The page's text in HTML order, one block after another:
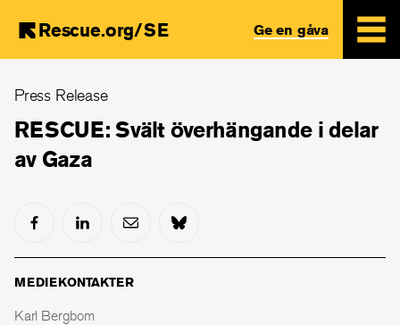
main
content
Rescue.org/SE Ge en gåva
Press Release
RESCUE: Svält överhängande i delar
av Gaza
MEDIEKONTAKTER
Karl Bergbom